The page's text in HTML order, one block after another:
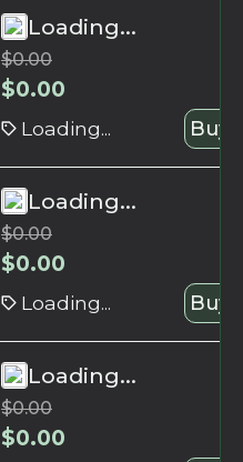
Loading...
$0.00
$0.00
Loading... Buy
Loading...
$0.00
$0.00
Loading... Buy
Loading...
$0.00
$0.00